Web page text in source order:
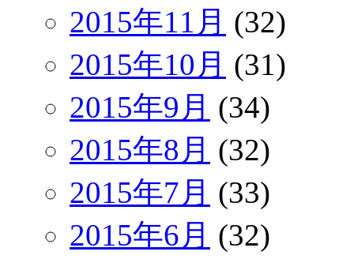
2015年11月 (32)
2015年10月 (31)
2015年9月 (34)
2015年8月 (32)
2015年7月 (33)
2015年6月 (32)